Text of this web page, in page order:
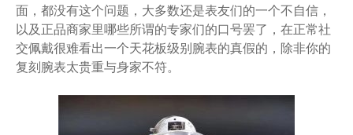
面，都没有这个问题，大多数还是表友们的一个不自信，
以及正品商家里哪些所谓的专家们的口号罢了，在正常社
交佩戴很难看出一个天花板级别腕表的真假的，除非你的
复刻腕表太贵重与身家不符。